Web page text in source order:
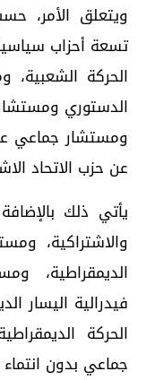
تسعة أحزاب
الحركة الشعبية،
الدستوري
ومستشار جماعي
عن حزب الاتحاد
يأتي ذلك
والاشتراكية،
الديمقراطية،
فيدرالية اليسار
الحركة
جماعي بدون